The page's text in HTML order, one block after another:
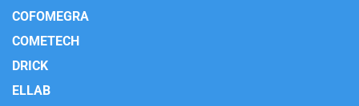
COFOMEGRA
COMETECH
DRICK
ELLAB